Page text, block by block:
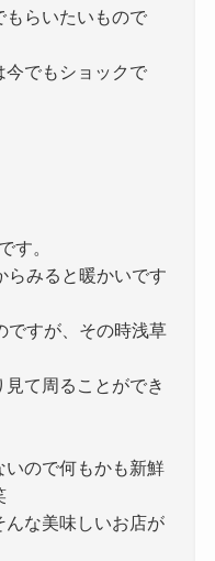
もらいたいもので
今でもショックで
す。
らみると暖かいです
ですが、その時浅草
て周ることができ
ので何もかも新鮮
な美味しいお店が